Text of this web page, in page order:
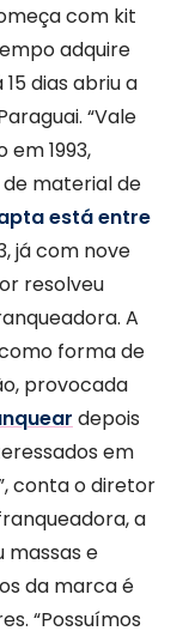
com kit
adquire
dias abriu a
“Vale
1993,
material de
está entre
já com nove
resolveu
A
forma de
provocada
depois
em
conta o diretor
a
massas e
da marca é
“Possuímos